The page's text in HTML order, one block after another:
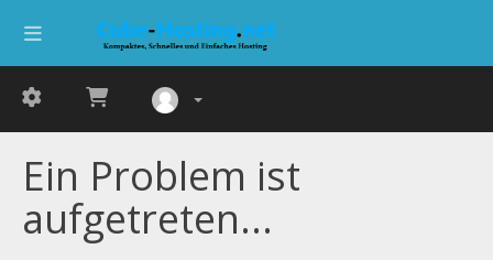
Ein Problem ist
aufgetreten...